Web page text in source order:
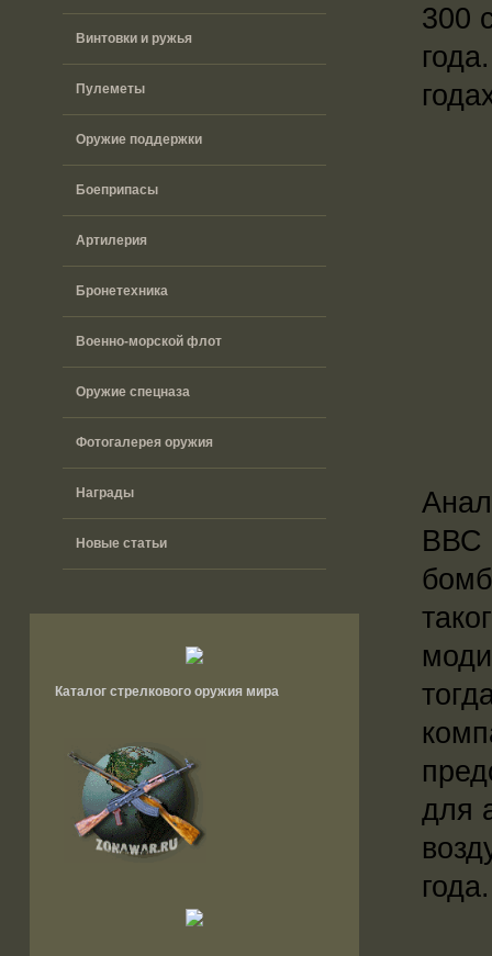
Винтовки и ружья
Пулеметы
Оружие поддержки
Боеприпасы
Артилерия
Бронетехника
Военно-морской флот
Оружие спецназа
Фотогалерея оружия
Награды
Новые статьи
Каталог стрелкового оружия мира
300
ВВС
для
года.